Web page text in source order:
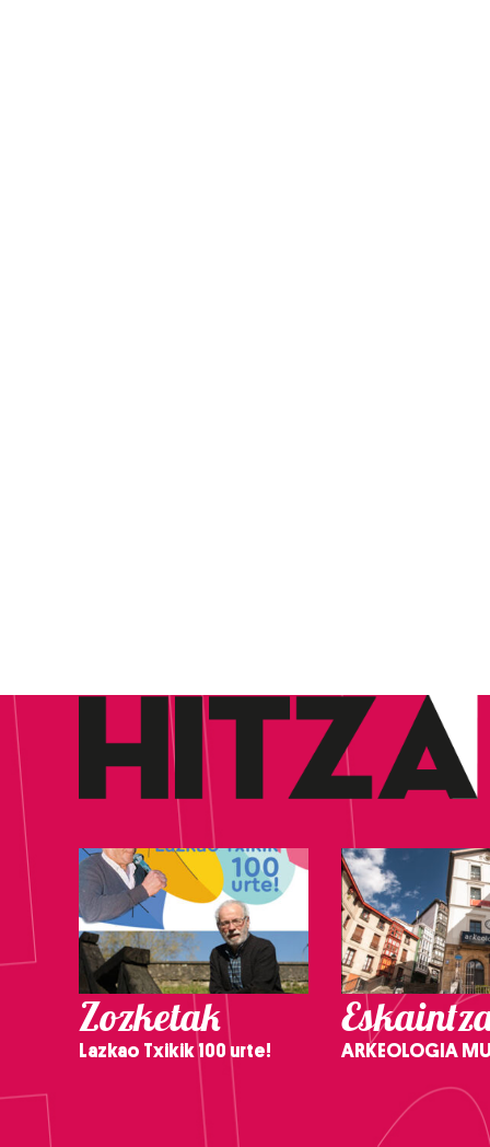
Zozketak
Lazkao Txikik 100 urte! ARKEOLOGIA